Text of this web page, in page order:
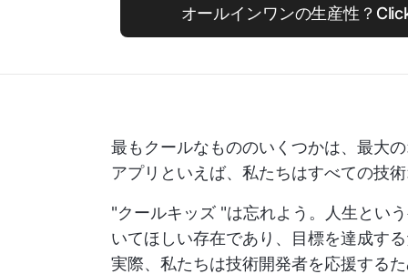
オールインワンの生産性？
最もクールなもののいくつかは、最大
アプリといえば、私たちはすべての技
"クールキッズ "は忘れよう。人生とい
いてほしい存在であり、目標を達成す
実際、私たちは技術開発者を応援する